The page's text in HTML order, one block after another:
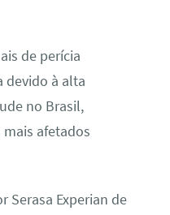
de perícia
devido à alta
no Brasil,
afetados
Serasa Experian de